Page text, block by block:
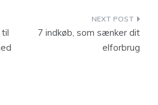
7 indkøb, som sænker dit
elforbrug